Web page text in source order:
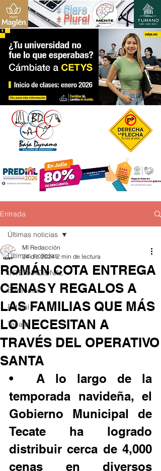
+ Claro
+ Plural
Entrada
Últimas noticias
INTERNACIONAL
Ensenada
Estatal
Tecate
Últimas noticias
ROMÁN COTA ENTREGA
CENAS Y REGALOS A
LAS FAMILIAS QUE MÁS
LO NECESITAN A
TRAVÉS DEL OPERATIVO
SANTA
MI Redacción
24 dic 2024 2 min de lectura
•	A lo largo de la
temporada navideña, el
Gobierno Municipal de
Tecate ha logrado
distribuir cerca de 4,000
cenas en diversos